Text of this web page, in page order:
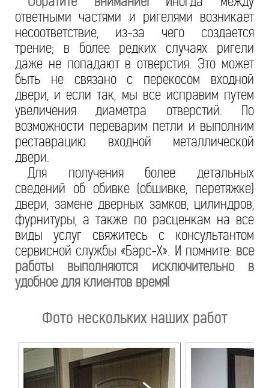
ответными частями и ригелями возникает
несоответствие, из-за чего создается
трение; в более редких случаях ригели
даже не попадают в отверстия. Это может
быть не связано с перекосом входной
двери, и если так, мы все исправим путем
увеличения диаметра отверстий. По
возможности переварим петли и выполним
реставрацию входной металлической
двери.
Для получения более детальных
сведений об обивке (обшивке, перетяжке)
двери, замене дверных замков, цилиндров,
фурнитуры, а также по расценкам на все
виды услуг свяжитесь с консультантом
сервисной службы «Барс-Х». И помните: все
работы выполняются исключительно в
удобное для клиентов время!
Фото нескольких наших работ